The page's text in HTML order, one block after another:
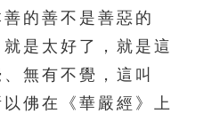
的善不是善惡的
是太好了，就是這
無有不覺，這叫
佛在《華嚴經》上